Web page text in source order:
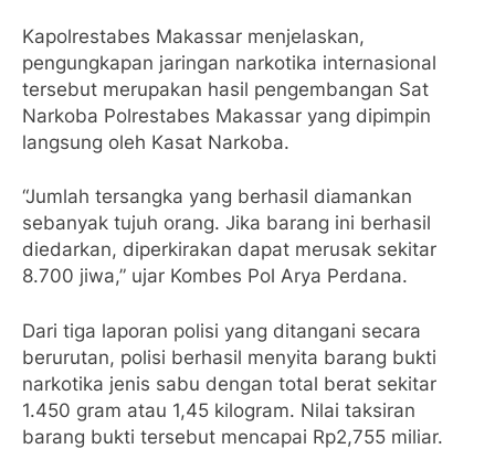
Kapolrestabes Makassar menjelaskan,
pengungkapan jaringan narkotika internasional
tersebut merupakan hasil pengembangan Sat
Narkoba Polrestabes Makassar yang dipimpin
langsung oleh Kasat Narkoba.
“Jumlah tersangka yang berhasil diamankan
sebanyak tujuh orang. Jika barang ini berhasil
diedarkan, diperkirakan dapat merusak sekitar
8.700 jiwa,” ujar Kombes Pol Arya Perdana.
Dari tiga laporan polisi yang ditangani secara
berurutan, polisi berhasil menyita barang bukti
narkotika jenis sabu dengan total berat sekitar
1.450 gram atau 1,45 kilogram. Nilai taksiran
barang bukti tersebut mencapai Rp2,755 miliar.